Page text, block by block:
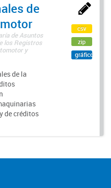
de
de Asuntos
los Registros
y
de la
de créditos
csv
zip
gráfico